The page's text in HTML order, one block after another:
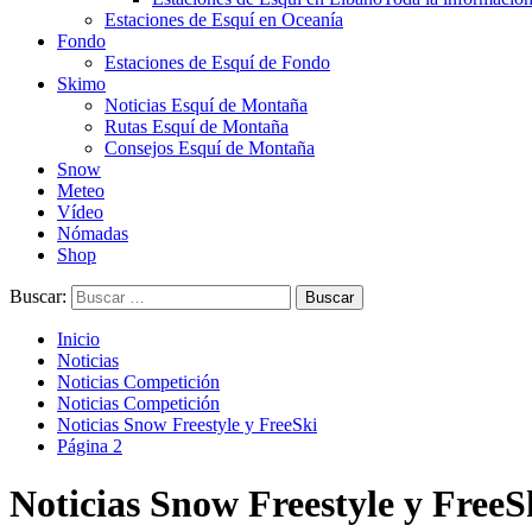
Estaciones de Esquí en Oceanía
Fondo
Estaciones de Esquí de Fondo
Skimo
Noticias Esquí de Montaña
Rutas Esquí de Montaña
Consejos Esquí de Montaña
Snow
Meteo
Vídeo
Nómadas
Shop
Buscar:
Inicio
Noticias
Noticias Competición
Noticias Competición
Noticias Snow Freestyle y FreeSki
Página 2
Noticias Snow Freestyle y